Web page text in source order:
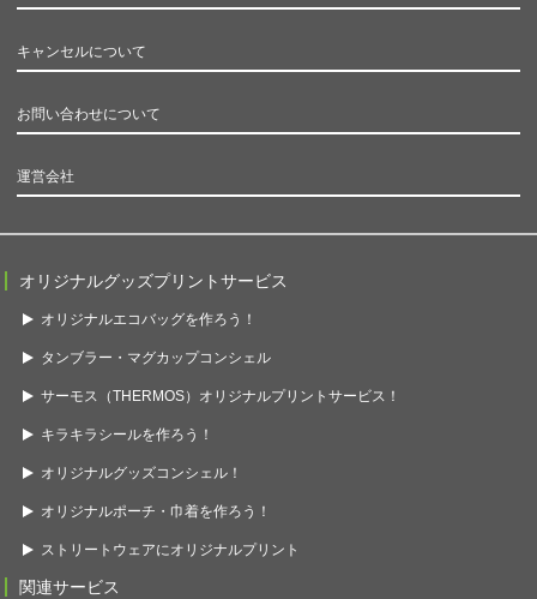
キャンセルについて
お問い合わせについて
運営会社
オリジナルグッズプリントサービス
オリジナルエコバッグを作ろう！
タンブラー・マグカップコンシェル
サーモス（THERMOS）オリジナルプリントサービス！
キラキラシールを作ろう！
オリジナルグッズコンシェル！
オリジナルポーチ・巾着を作ろう！
ストリートウェアにオリジナルプリント
関連サービス